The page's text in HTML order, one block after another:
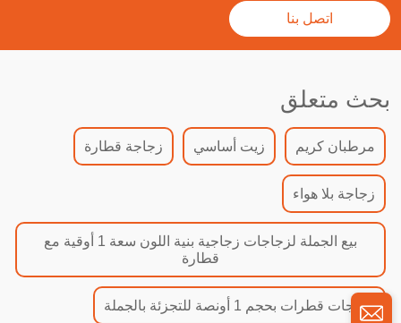
اتصل بنا
بحث متعلق
مرطبان كريم زيت أساسي زجاجة قطارة
زجاجة بلا هواء
بيع الجملة لزجاجات زجاجية بنية اللون سعة 1 أوقية مع
قطارة
زجاجات قطرات بحجم 1 أونصة للتجزئة بالجملة